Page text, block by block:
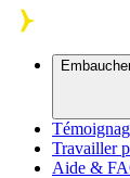
Skip to main
Travailler
Aide &